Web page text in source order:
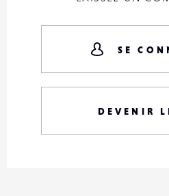
SE
DEVENIR